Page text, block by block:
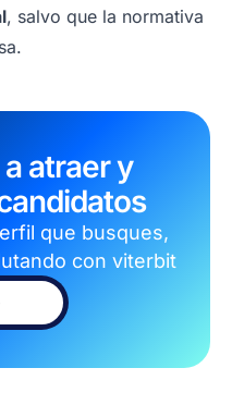
, salvo que la normativa
atraer y
que busques,
con viterbit